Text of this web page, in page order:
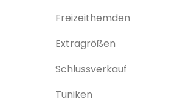
Freizeithemden
Extragrößen
Schlussverkauf
Tuniken